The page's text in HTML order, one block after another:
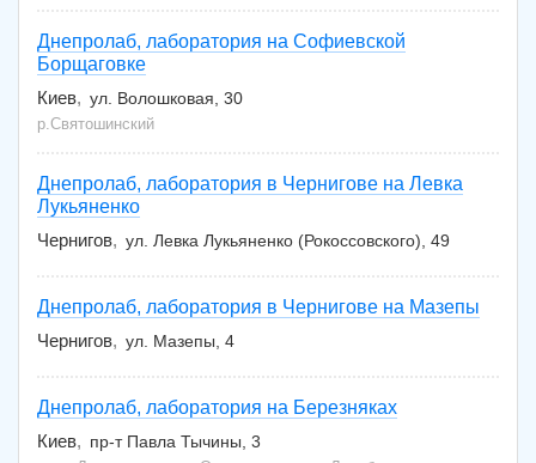
Днепролаб, лаборатория на Софиевской
Борщаговке
Киев
ул. Волошковая, 30
р.Святошинский
Днепролаб, лаборатория в Чернигове на Левка
Лукьяненко
Чернигов
ул. Левка Лукьяненко (Рокоссовского), 49
Днепролаб, лаборатория в Чернигове на Мазепы
Чернигов
ул. Мазепы, 4
Днепролаб, лаборатория на Березняках
Киев
пр-т Павла Тычины, 3